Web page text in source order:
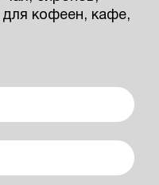
кофеен, кафе,